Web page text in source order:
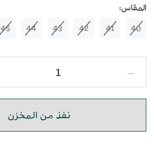
المقاس:
40
41
42
43
44
45
نفذ من المخزن